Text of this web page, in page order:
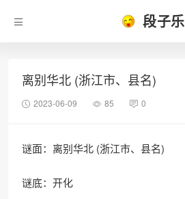
段子乐
离别华北 (浙江市、县名)
2023-06-09 85 0
谜面：离别华北 (浙江市、县名)
谜底：开化